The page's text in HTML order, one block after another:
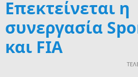
Επεκτείνεται η
συνεργασία
και FIA